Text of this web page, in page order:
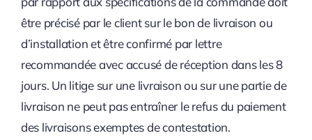
être précisé par le client sur le bon de livraison ou
d’installation et être confirmé par lettre
recommandée avec accusé de réception dans les 8
jours. Un litige sur une livraison ou sur une partie de
livraison ne peut pas entraîner le refus du paiement
des livraisons exemptes de contestation.